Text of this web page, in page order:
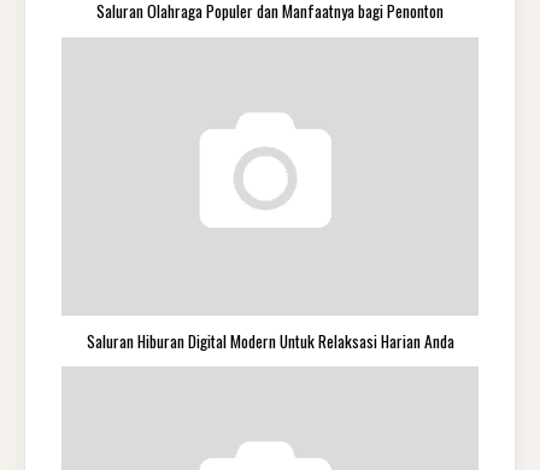
Saluran Olahraga Populer dan Manfaatnya bagi Penonton
Saluran Hiburan Digital Modern Untuk Relaksasi Harian Anda